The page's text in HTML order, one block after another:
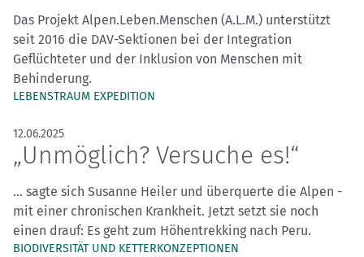
Das Projekt Alpen.Leben.Menschen (A.L.M.) unterstützt
seit 2016 die DAV-Sektionen bei der Integration
Geflüchteter und der Inklusion von Menschen mit
Behinderung.
LEBENSTRAUM EXPEDITION
12.06.2025
„Unmöglich? Versuche es!“
… sagte sich Susanne Heiler und überquerte die Alpen -
mit einer chronischen Krankheit. Jetzt setzt sie noch
einen drauf: Es geht zum Höhentrekking nach Peru.
BIODIVERSITÄT UND KETTERKONZEPTIONEN